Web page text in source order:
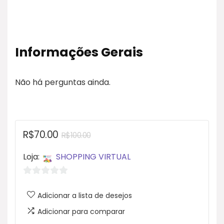
Informações Gerais
Não há perguntas ainda.
R$100.00
R$70.00
Loja: SHOPPING VIRTUAL
d
e
Adicionar a lista de desejos
Adicionar para comparar